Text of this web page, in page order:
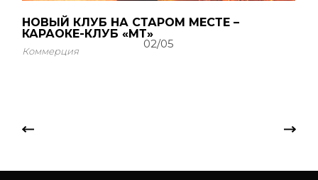
НОВЫЙ КЛУБ НА СТАРОМ МЕСТЕ –
КАРАОКЕ-КЛУБ «МТ»
Коммерция
02/05